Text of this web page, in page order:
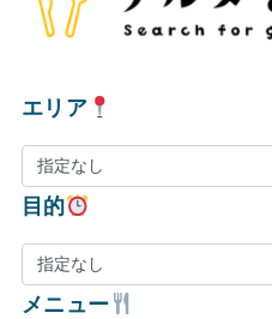
エリア
目的
メニュー